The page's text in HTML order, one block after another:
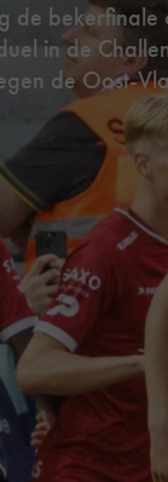
de bekerfinale
in de
de Oost-